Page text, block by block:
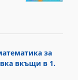
за
вкъщи в 1.